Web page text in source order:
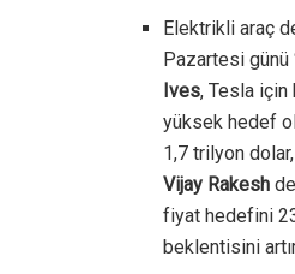
Elektrikli araç
Pazartesi günü
Ives, Tesla
yüksek hedef
1,7 trilyon
Vijay Rakesh
fiyat hedefini
beklentisini